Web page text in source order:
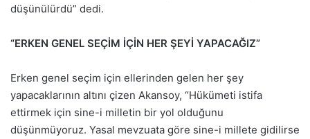
düşünülürdü” dedi.
“ERKEN GENEL SEÇİM İÇİN HER ŞEYİ YAPACAĞIZ”
Erken genel seçim için ellerinden gelen her şey
yapacaklarının altını çizen Akansoy, “Hükümeti istifa
ettirmek için sine-i milletin bir yol olduğunu
düşünmüyoruz. Yasal mevzuata göre sine-i millete gidilirse